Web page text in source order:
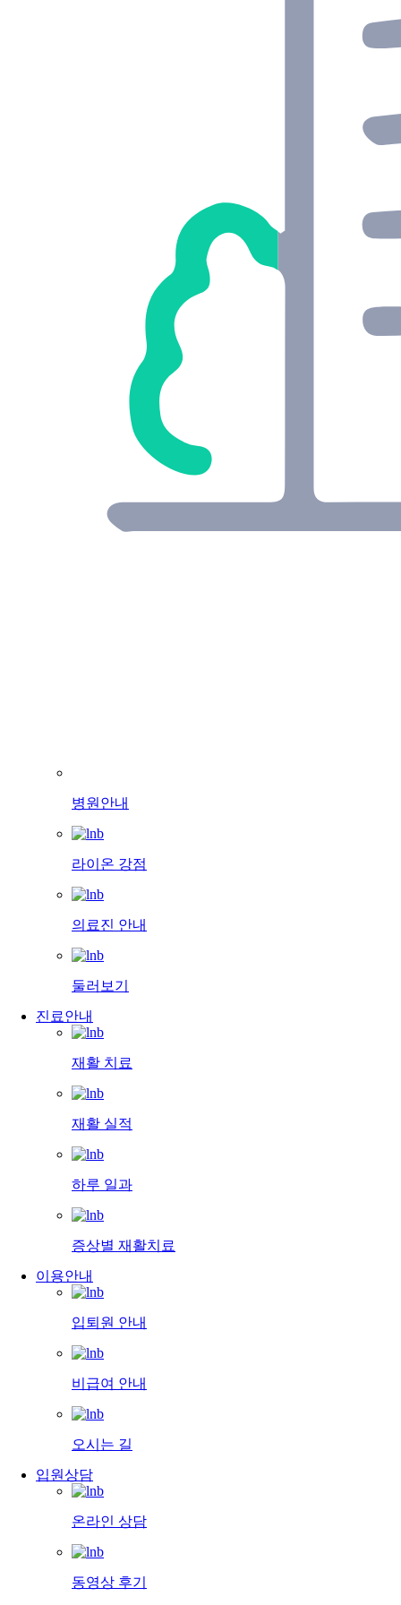
병원안내
라이온 강점
의료진 안내
둘러보기
진료안내
재활 치료
재활 실적
하루 일과
증상별 재활치료
이용안내
입퇴원 안내
비급여 안내
오시는 길
입원상담
온라인 상담
동영상 후기